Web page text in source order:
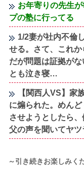
お年寄りの先生
プの塾に行ってる
1/2妻が社内不倫
せる。さて、これ
だが問題は証拠が
とも泣き寝…
【関西人VS】家
に煽られた。めん
させようとしたら
父の声を聞いてヤツ
～引き続きお楽しみく